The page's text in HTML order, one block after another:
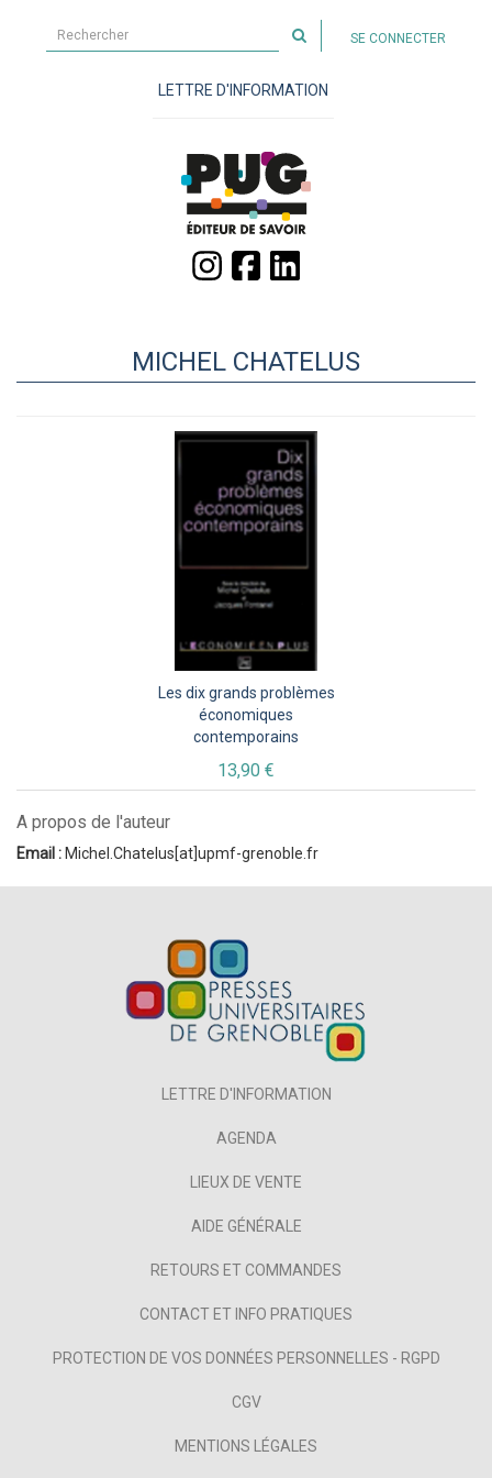
sur
site
SE CONNECTER
LETTRE D'INFORMATION
MICHEL CHATELUS
Les dix grands problèmes
économiques
contemporains
13,90 €
A propos de l'auteur
Email : Michel.Chatelus[at]upmf-grenoble.fr
LETTRE D'INFORMATION
AGENDA
LIEUX DE VENTE
AIDE GÉNÉRALE
RETOURS ET COMMANDES
CONTACT ET INFO PRATIQUES
PROTECTION DE VOS DONNÉES PERSONNELLES - RGPD
CGV
MENTIONS LÉGALES